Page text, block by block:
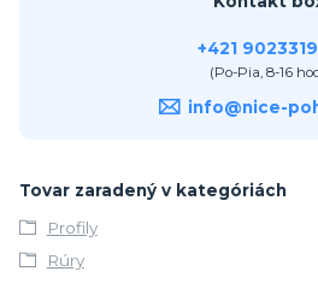
+421
(Po-Pia, 8-16
info@nice-
Tovar zaradený v kategóriách
Profily
Rúry